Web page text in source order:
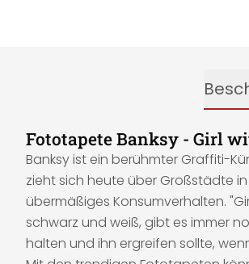
Fototapete Banksy - Girl
Banksy ist ein berühmter Graffiti-
zieht sich heute über Großstädte
übermäßiges Konsumverhalten.
schwarz und weiß, gibt es immer
halten und ihn ergreifen sollte,